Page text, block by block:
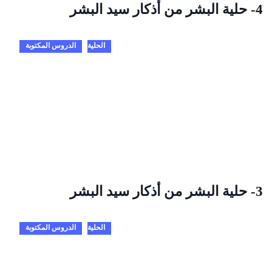
4- حلية البشر من أذكار سيد البشر
الحلية الدروس المكتوبة
3- حلية البشر من أذكار سيد البشر
الحلية الدروس المكتوبة